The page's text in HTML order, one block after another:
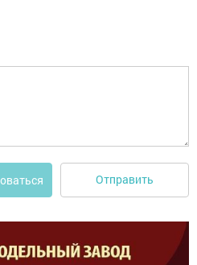
Отправить